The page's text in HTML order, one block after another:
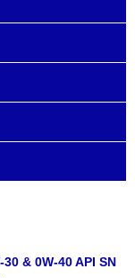
& 0W-40 API SN